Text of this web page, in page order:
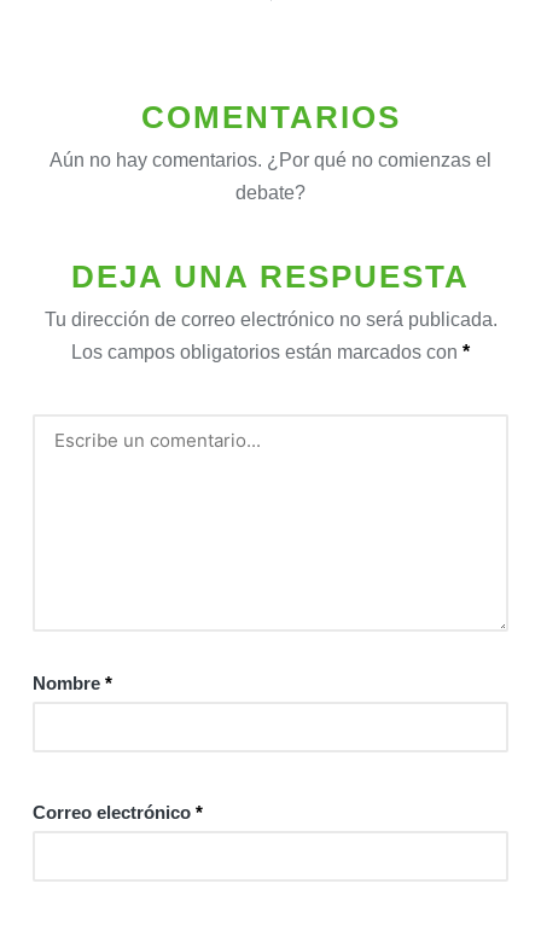
COMENTARIOS
Aún no hay comentarios. ¿Por qué no comienzas el
debate?
DEJA UNA RESPUESTA
Tu dirección de correo electrónico no será publicada.
Los campos obligatorios están marcados con *
Nombre *
Correo electrónico *